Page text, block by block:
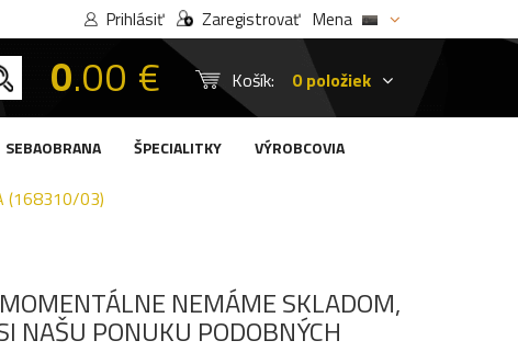
Prihlásiť Zaregistrovať Mena
0.00 € Košík: 0 položiek
SEBAOBRANA ŠPECIALITKY VÝROBCOVIA
(168310/03)
NEMÁME SKLADOM,
NAŠU PONUKU PODOBNÝCH